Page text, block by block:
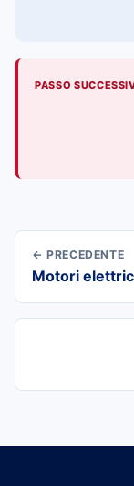
PASSO
← PRECEDENTE
Motori